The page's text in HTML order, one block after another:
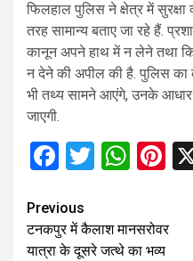
फिलहाल पुलिस ने क्षेत्र में सुरक्षा
तरह सामान्य बताए जा रहे हैं.
कानून अपने हाथ में न लेने तथा
न देने की अपील की है. पुलिस का
भी तथ्य सामने आएंगे, उनके आधार
जाएगी.
Facebook
Twitter
Continue
Reading
Previous
टनकपुर में कैलाश मानसरोवर
यात्रा के दूसरे जत्थे का भव्य